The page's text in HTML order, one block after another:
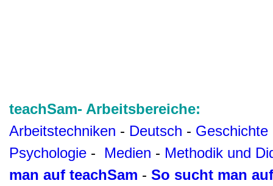
teachSam- Arbeitsbereiche:
Arbeitstechniken - Deutsch - Geschichte
Psychologie - Medien - Methodik und
man auf teachSam - So sucht man